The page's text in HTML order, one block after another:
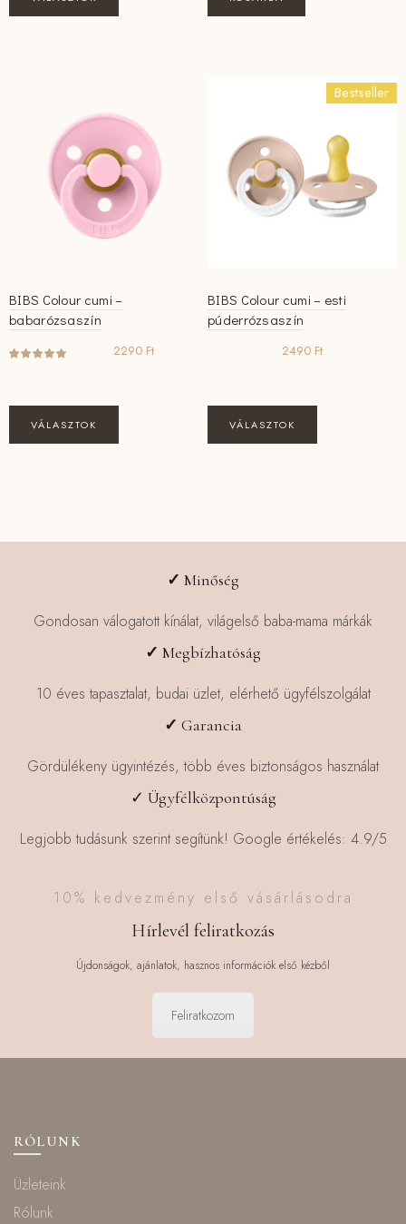
a
A
változatok
a
termékoldalon
választhatók
ki
BIBS Colour cumi –
babarózsaszín
2290 Ft
VÁLASZTOK
a
változatok
termékoldalon
választhatók
Bestseller
BIBS Colour cumi – esti
púderrózsaszín
2490 Ft
VÁLASZTOK
a
termékoldalon
✓ Minőség
Gondosan válogatott kínálat, világelső baba-mama márkák
✓ Megbízhatóság
10 éves tapasztalat, budai üzlet, elérhető ügyfélszolgálat
✓ Garancia
Gördülékeny ügyintézés, több éves biztonságos használat
✓ Ügyfélközpontúság
Legjobb tudásunk szerint segítünk! Google értékelés: 4.9/5
10% kedvezmény első vásárlásodra
Hírlevél feliratkozás
Újdonságok, ajánlatok, hasznos információk első kézből
Feliratkozom
RÓLUNK
Üzleteink
Rólunk